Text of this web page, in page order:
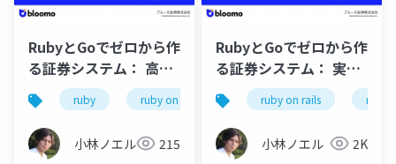
RubyとGoでゼロから作
る証券システム： 高信
頼性が求められるシス
テムのコードの外側に
ある設計と運用のリア
ル
ruby ruby on rails go golang
小林ノエル 215
RubyとGoでゼロから作
る証券システム： 実際
に開発してみて良かっ
た点と辛かった点、 そ
こから得た学び
ruby on rails ruby
小林ノエル 2K